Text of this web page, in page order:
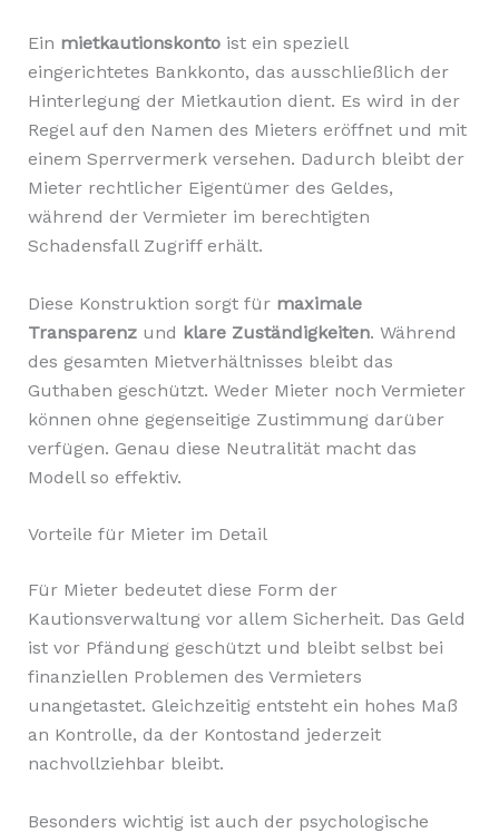
Ein mietkautionskontoist ein speziell
eingerichtetes Bankkonto, das ausschließlich der
Hinterlegung der Mietkaution dient. Es wird in der
Regel auf den Namen des Mieters eröffnet und mit
einem Sperrvermerk versehen. Dadurch bleibt der
Mieter rechtlicher Eigentümer des Geldes,
während der Vermieter im berechtigten
Schadensfall Zugriff erhält.
Diese Konstruktion sorgt für maximale
Transparenzund klare Zuständigkeiten. Während
des gesamten Mietverhältnisses bleibt das
Guthaben geschützt. Weder Mieter noch Vermieter
können ohne gegenseitige Zustimmung darüber
verfügen. Genau diese Neutralität macht das
Modell so effektiv.
Vorteile für Mieter im Detail
Für Mieter bedeutet diese Form der
Kautionsverwaltung vor allem Sicherheit. Das Geld
ist vor Pfändung geschützt und bleibt selbst bei
finanziellen Problemen des Vermieters
unangetastet. Gleichzeitig entsteht ein hohes Maß
an Kontrolle, da der Kontostand jederzeit
nachvollziehbar bleibt.
Besonders wichtig ist auch der psychologische